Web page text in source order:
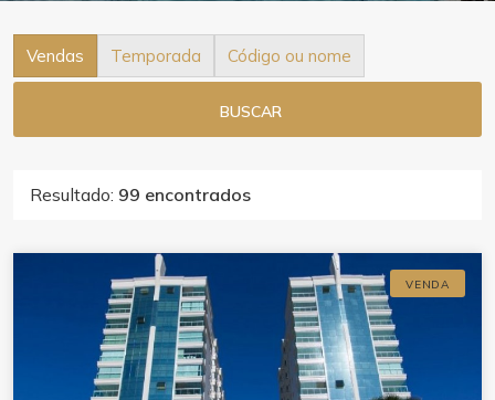
Vendas Temporada Código ou nome
BUSCAR
Resultado: 99 encontrados
VENDA